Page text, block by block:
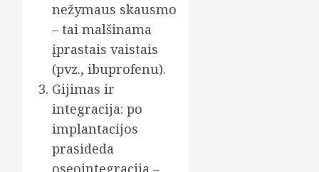
nežymaus skausmo
– tai malšinama
įprastais vaistais
(pvz., ibuprofenu).
Gijimas ir
integracija: po
implantacijos
prasideda